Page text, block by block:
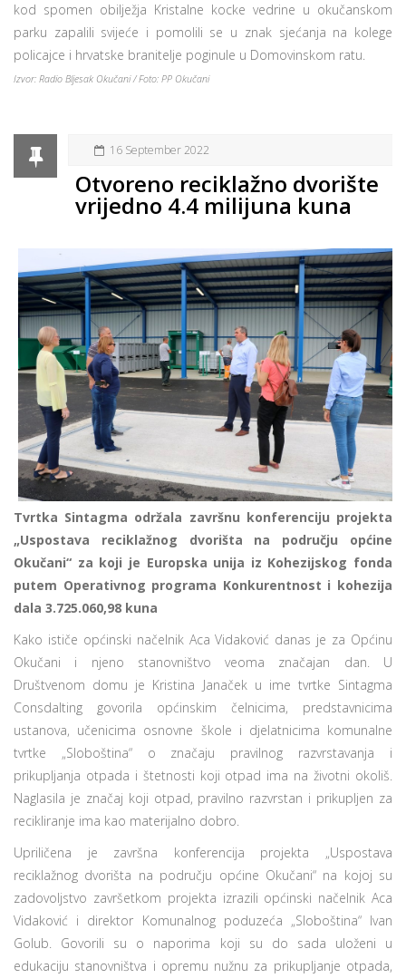
kod spomen obilježja Kristalne kocke vedrine u okučanskom
parku zapalili svijeće i pomolili se u znak sjećanja na kolege
policajce i hrvatske branitelje poginule u Domovinskom ratu.
Izvor: Radio Bljesak Okučani / Foto: PP Okučani
16 September 2022
Otvoreno reciklažno dvorište
vrijedno 4.4 milijuna kuna
Tvrtka Sintagma održala završnu konferenciju projekta
„Uspostava reciklažnog dvorišta na području općine
Okučani“ za koji je Europska unija iz Kohezijskog fonda
putem Operativnog programa Konkurentnost i kohezija
dala 3.725.060,98 kuna
Kako ističe općinski načelnik Aca Vidaković danas je za Općinu
Okučani i njeno stanovništvo veoma značajan dan. U
Društvenom domu je Kristina Janaček u ime tvrtke Sintagma
Consdalting govorila općinskim čelnicima, predstavnicima
ustanova, učenicima osnovne škole i djelatnicima komunalne
tvrtke „Sloboština“ o značaju pravilnog razvrstavanja i
prikupljanja otpada i štetnosti koji otpad ima na životni okoliš.
Naglasila je značaj koji otpad, pravilno razvrstan i prikupljen za
recikliranje ima kao materijalno dobro.
Upriličena je završna konferencija projekta „Uspostava
reciklažnog dvorišta na području općine Okučani“ na kojoj su
zadovoljstvo završetkom projekta izrazili općinski načelnik Aca
Vidaković i direktor Komunalnog poduzeća „Sloboština“ Ivan
Golub. Govorili su o naporima koji su do sada uloženi u
edukaciju stanovništva i opremu nužnu za prikupljanje otpada,